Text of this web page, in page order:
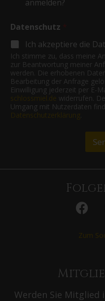
o
s
s
M
i
e
l
N
e
w
e
anmelden?
Datenschutz *
Ich akzeptiere die
Ich stimme zu, dass meine
zur Beantwortung meiner
werden. Die erhobenen
Bearbeitung der Anfrage
Einwilligung jederzeit per E-
schlossmiel.de widerrufen.
Umgang mit Nutzerdaten
Datenschutzerklärung
Zum
Werden Sie Mitglied